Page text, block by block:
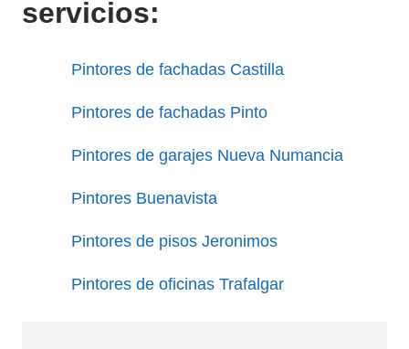
servicios:
Pintores de fachadas Castilla
Pintores de fachadas Pinto
Pintores de garajes Nueva Numancia
Pintores Buenavista
Pintores de pisos Jeronimos
Pintores de oficinas Trafalgar